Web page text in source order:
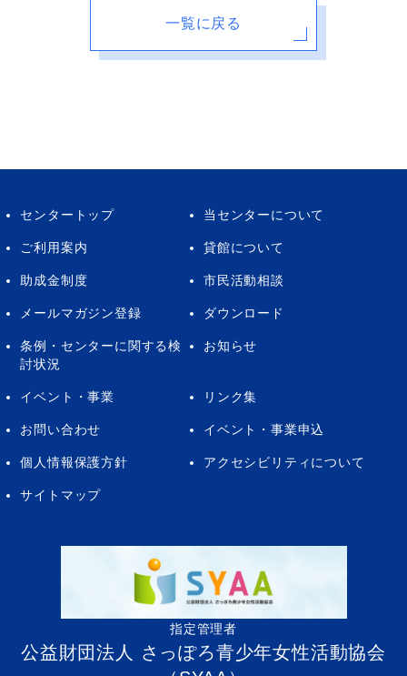
一覧に戻る
センタートップ 当センターについて
ご利用案内 貸館について
助成金制度 市民活動相談
メールマガジン登録 ダウンロード
条例・センターに関する検
討状況
お知らせ
イベント・事業 リンク集
お問い合わせ イベント・事業申込
個人情報保護方針 アクセシビリティについて
サイトマップ
指定管理者
公益財団法人 さっぽろ青少年女性活動協会